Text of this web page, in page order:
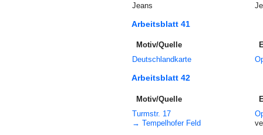
Jeans
Arbeitsblatt 41
Motiv/Quelle
Deutschlandkarte
Arbeitsblatt 42
Motiv/Quelle
Turmstr. 17
→ Tempelhofer Feld